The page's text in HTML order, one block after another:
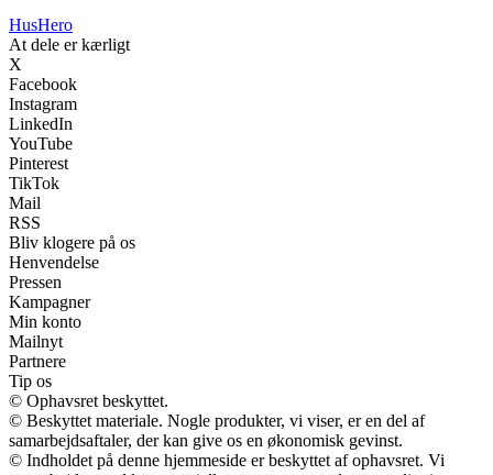
HusHero
At dele er kærligt
X
Facebook
Instagram
LinkedIn
YouTube
Pinterest
TikTok
Mail
RSS
Bliv klogere på os
Henvendelse
Pressen
Kampagner
Min konto
Mailnyt
Partnere
Tip os
© Ophavsret beskyttet.
© Beskyttet materiale. Nogle produkter, vi viser, er en del af
samarbejdsaftaler, der kan give os en økonomisk gevinst.
© Indholdet på denne hjemmeside er beskyttet af ophavsret. Vi